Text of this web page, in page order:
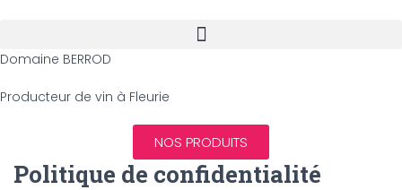
Domaine BERROD
Producteur de vin à Fleurie
NOS PRODUITS
Politique de confidentialité